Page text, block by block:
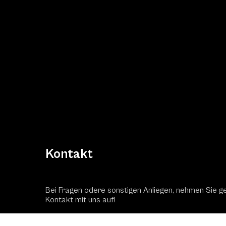
Kontakt
Bei Fragen odere sonstigen Anliegen, nehmen Sie
Kontakt mit uns auf!